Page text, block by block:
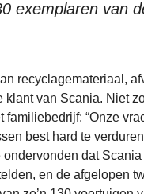
exemplaren van
recyclagemateriaal,
van Scania. Niet
familiebedrijf: “Onze
best hard te
dat
en de afgelopen